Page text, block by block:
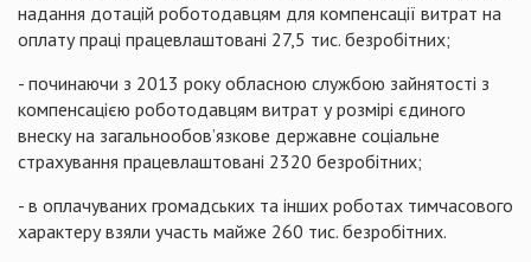
надання дотацій роботодавцям для компенсації витрат на
оплату праці працевлаштовані 27,5 тис. безробітних;
- починаючи з 2013 року обласною службою зайнятості з
компенсацією роботодавцям витрат у розмірі єдиного
внеску на загальнообов’язкове державне соціальне
страхування працевлаштовані 2320 безробітних;
- в оплачуваних громадських та інших роботах тимчасового
характеру взяли участь майже 260 тис. безробітних.